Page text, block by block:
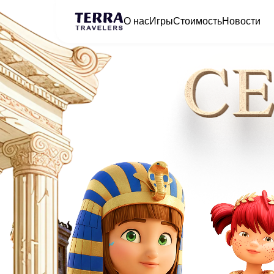
О насИгрыСтоимостьНовости